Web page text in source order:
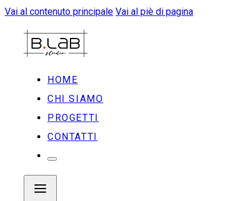
Vai al contenuto principale Vai al piè di pagina
HOME
CHI SIAMO
PROGETTI
CONTATTI